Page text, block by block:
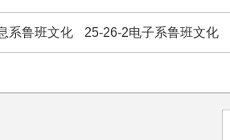
系鲁班文化 25-26-2电子系鲁班文化